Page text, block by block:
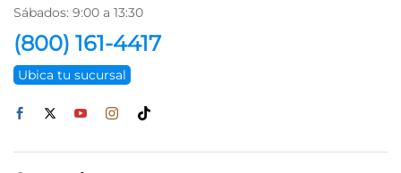
Sábados: 9:00 a 13:30
(800) 161-4417
Ubica tu sucursal